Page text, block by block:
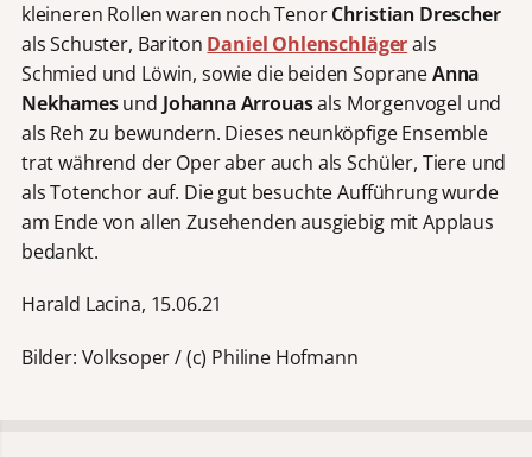
kleineren Rollen waren noch TenorChristian Drescher
als Schuster, Bariton Daniel Ohlenschlägerals
Schmied und Löwin, sowie die beiden SopraneAnna
Nekhamesund JohannaArrouasals Morgenvogel und
als Reh zu bewundern. Dieses neunköpfige Ensemble
trat während der Oper aber auch als Schüler, Tiere und
als Totenchor auf. Die gut besuchte Aufführung wurde
am Ende von allen Zusehenden ausgiebig mit Applaus
bedankt.
Harald Lacina, 15.06.21
Bilder: Volksoper / (c) Philine Hofmann